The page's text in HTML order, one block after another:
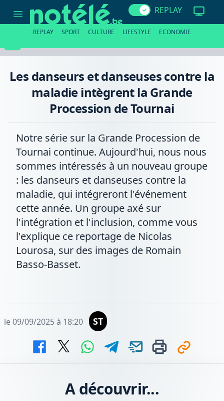
danseurs
maladie
Grande
REPLAY
REPLAY SPORT CULTURE LIFESTYLE ECONOMIE
Les danseurs et danseuses contre la
maladie intègrent la Grande
Procession de Tournai
Notre série sur la Grande Procession de
Tournai continue. Aujourd'hui, nous nous
sommes intéressés à un nouveau groupe
: les danseurs et danseuses contre la
maladie, qui intégreront l'événement
cette année. Un groupe axé sur
l'intégration et l'inclusion, comme vous
l'explique ce reportage de Nicolas
Lourosa, sur des images de Romain
Basso-Basset.
le 09/09/2025 à 18:20 ST
A découvrir...